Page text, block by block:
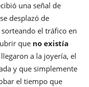
una señal de
desplazó de
el tráfico en
que no existía
a la joyería, el
y que simplemente
el tiempo que